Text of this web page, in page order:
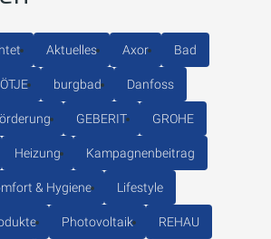
Aktuelles Axor Bad
burgbad Danfoss
GEBERIT GROHE
Heizung Kampagnenbeitrag
& Hygiene Lifestyle
Photovoltaik REHAU